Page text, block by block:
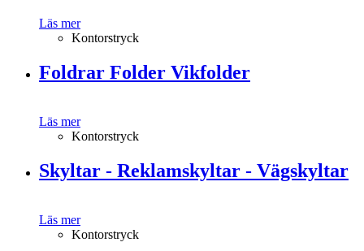
Läs mer
Kontorstryck
Foldrar Folder Vikfolder
Läs mer
Kontorstryck
Skyltar - Reklamskyltar - Vägskyltar
Läs mer
Kontorstryck